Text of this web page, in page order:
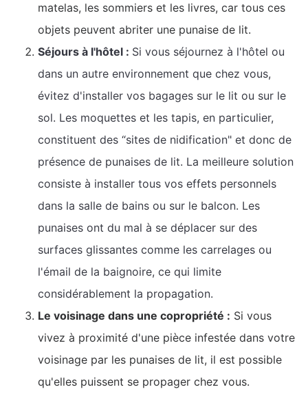
matelas, les sommiers et les livres, car tous ces
objets peuvent abriter une punaise de lit.
Séjours à l'hôtel : Si vous séjournez à l'hôtel ou
dans un autre environnement que chez vous,
évitez d'installer vos bagages sur le lit ou sur le
sol. Les moquettes et les tapis, en particulier,
constituent des “sites de nidification" et donc de
présence de punaises de lit. La meilleure solution
consiste à installer tous vos effets personnels
dans la salle de bains ou sur le balcon. Les
punaises ont du mal à se déplacer sur des
surfaces glissantes comme les carrelages ou
l'émail de la baignoire, ce qui limite
considérablement la propagation.
Le voisinage dans une copropriété : Si vous
vivez à proximité d'une pièce infestée dans votre
voisinage par les punaises de lit, il est possible
qu'elles puissent se propager chez vous.